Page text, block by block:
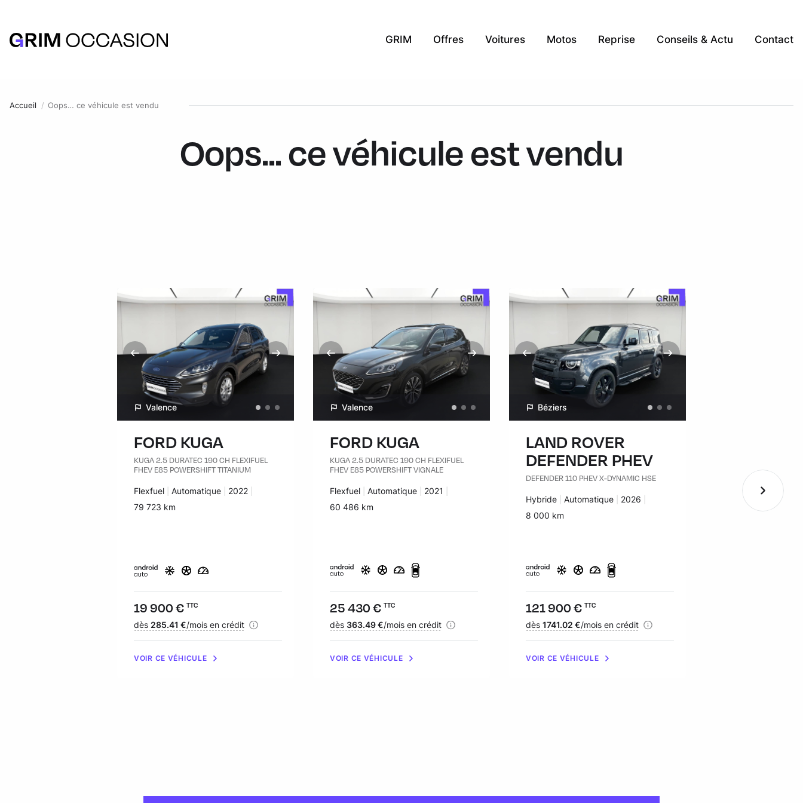
GRIM Offres Voitures Motos Reprise Conseils & Actu Contact
Accueil Oops… ce véhicule est vendu
Oops... ce véhicule est vendu
Valence
FORD KUGA
KUGA 2.5 DURATEC 190 CH FLEXIFUEL
FHEV E85 POWERSHIFT TITANIUM
Carburant :
Flexfuel Transmission :
Automatique Années :
2022
Kilomètres :
79 723 km
Prix :
19 900 € TTC
Financement :
dès 285.41 €/mois en crédit
VOIR CE VÉHICULE
Valence
FORD KUGA
KUGA 2.5 DURATEC 190 CH FLEXIFUEL
FHEV E85 POWERSHIFT VIGNALE
Carburant :
Flexfuel Transmission :
Automatique Années :
2021
Kilomètres :
60 486 km
Prix :
25 430 € TTC
Financement :
dès 363.49 €/mois en crédit
VOIR CE VÉHICULE
Béziers
LAND ROVER
DEFENDER PHEV
DEFENDER 110 PHEV X-DYNAMIC HSE
Carburant :
Hybride Transmission :
Automatique Années :
2026
Kilomètres :
8 000 km
Prix :
121 900 € TTC
Financement :
dès 1741.02 €/mois en crédit
VOIR CE VÉHICULE
GOLF 1.4 HYBRID
DSG6 GTE
Carburant :
Hybride